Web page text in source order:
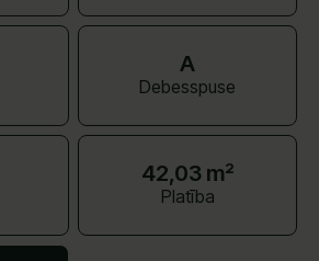
A
Debesspuse
42,03 m²
Platība